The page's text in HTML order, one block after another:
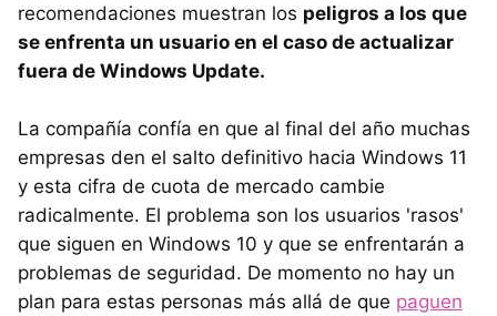
recomendaciones muestran los peligros a los que
se enfrenta un usuario en el caso de actualizar
fuera de Windows Update.
La compañía confía en que al final del año muchas
empresas den el salto definitivo hacia Windows 11
y esta cifra de cuota de mercado cambie
radicalmente. El problema son los usuarios 'rasos'
que siguen en Windows 10 y que se enfrentarán a
problemas de seguridad. De momento no hay un
plan para estas personas más allá de que paguen